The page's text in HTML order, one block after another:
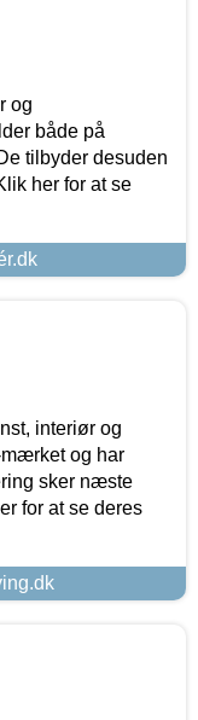
og
både på
tilbyder desuden
her for at se
interiør og
og har
sker næste
for at se deres